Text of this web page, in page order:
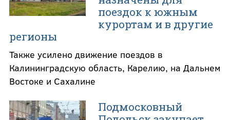
поездок к южным
курортам и в другие
регионы
Также усилено движение поездов в
Калининградскую область, Карелию, на Дальнем
Востоке и Сахалине
Подмосковный